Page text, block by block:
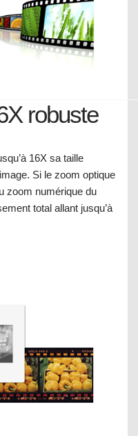
robuste
16X sa taille
Si le zoom optique
zoom numérique du
total allant jusqu’à